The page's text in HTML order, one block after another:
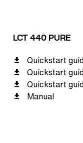
LCT 440 PURE
Quickstart
Quickstart
Quickstart
Manual